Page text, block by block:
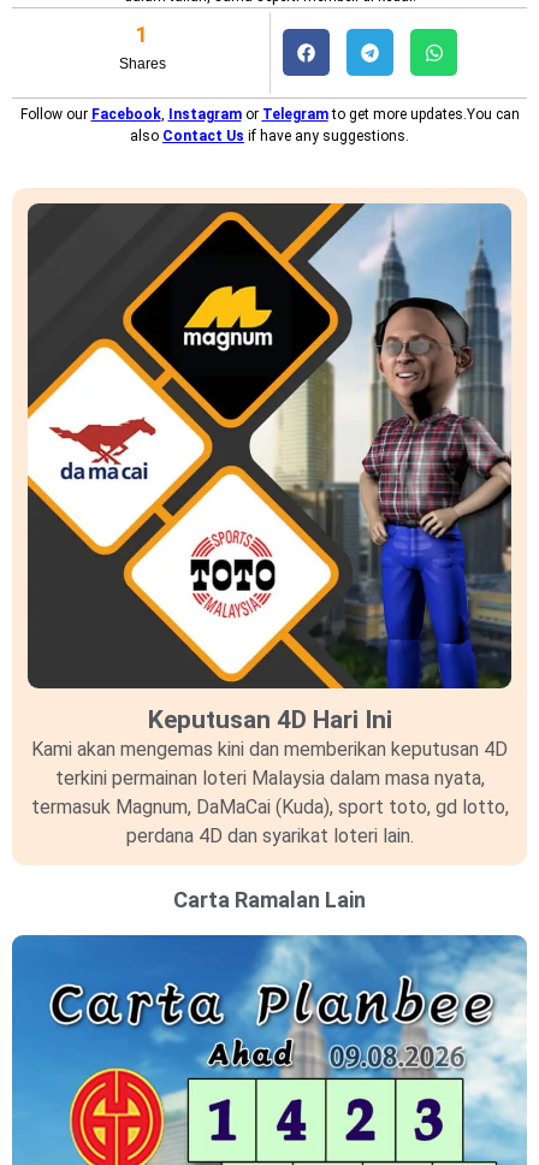
Shares
1
Follow our Facebook, Instagramor Telegramto get more updates.You can
also Contact Us if have any suggestions.
Keputusan 4D Hari Ini
Kami akan mengemas kini dan memberikan keputusan 4D
terkini permainan loteri Malaysia dalam masa nyata,
termasuk Magnum, DaMaCai (Kuda), sport toto, gd lotto,
perdana 4D dan syarikat loteri lain.
Carta Ramalan Lain